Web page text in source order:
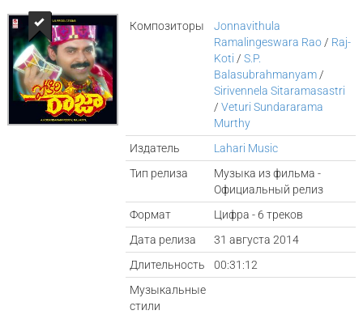
Композиторы
Jonnavithula
Ramalingeswara Rao / Raj-
Koti /S.P.
Balasubrahmanyam /
Sirivennela Sitaramasastri
/Veturi Sundararama
Murthy
Издатель
Lahari Music
Тип релиза
Музыка из фильма -
Официальный релиз
Формат
Цифра - 6 треков
Дата релиза
31 августа 2014
Длительность
00:31:12
Музыкальные
стили